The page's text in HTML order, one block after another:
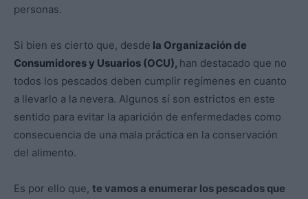
personas.
Si bien es cierto que, desde la Organización de
Consumidores y Usuarios (OCU), han destacado que no
todos los pescados deben cumplir regímenes en cuanto
a llevarlo a la nevera. Algunos sí son estrictos en este
sentido para evitar la aparición de enfermedades como
consecuencia de una mala práctica en la conservación
del alimento.
Es por ello que, te vamos a enumerar los pescados que